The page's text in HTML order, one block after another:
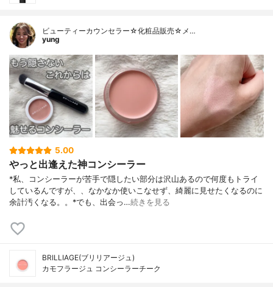
ビューティーカウンセラー☆化粧品販売☆メ…
yung
5.00
やっと出逢えた神コンシーラー
*私、コンシーラーが苦手で隠したい部分は沢山あるので何度もトライ
しているんですが、、なかなか使いこなせず、綺麗に見せたくなるのに
余計汚くなる。。⁡*でも、出会っ…続きを見る
BRILLIAGE(ブリリアージュ)
カモフラージュ コンシーラーチーク